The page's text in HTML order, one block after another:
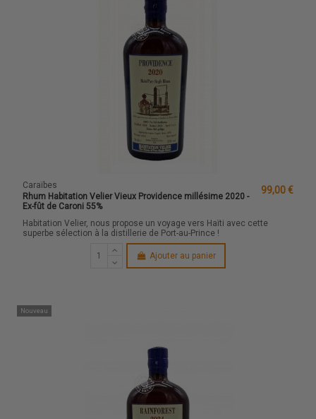
Caraïbes
Rhum Habitation Velier Vieux Providence millésime 2020 -
Ex-fût de Caroni 55%
99,00 €
Habitation Velier, nous propose un voyage vers Haïti avec cette
superbe sélection à la distillerie de Port-au-Prince !
Ajouter au panier
Nouveau